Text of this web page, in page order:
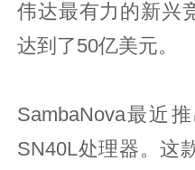
伟达最有力的新兴
达到了50亿美元。
SambaNova最近
SN40L处理器。这